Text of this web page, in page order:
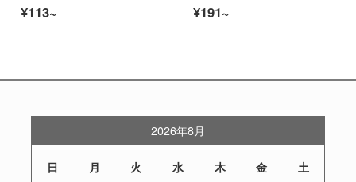
¥113~
¥191~
2026年8月
日 月 火 水 木 金 土